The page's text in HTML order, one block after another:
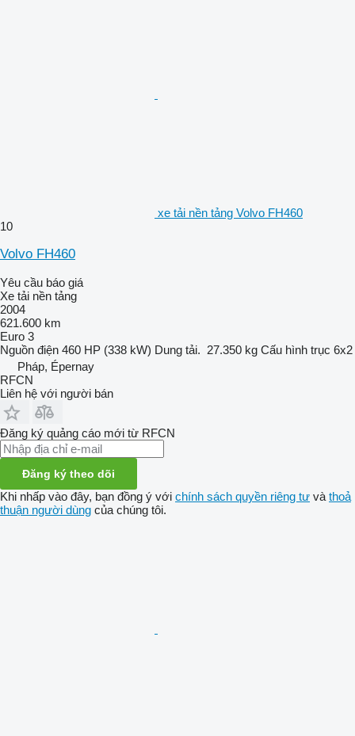
xe tải nền tảng Volvo FH460
10
Volvo FH460
Yêu cầu báo giá
Xe tải nền tảng
2004
621.600 km
Euro 3
Nguồn điện 460 HP (338 kW) Dung tải. 27.350 kg Cấu hình trục 6x2
Pháp, Épernay
RFCN
Liên hệ với người bán
Đăng ký quảng cáo mới từ RFCN
Đăng ký theo dõi
Khi nhấp vào đây, bạn đồng ý với chính sách quyền riêng tư và thoả
thuận người dùng của chúng tôi.